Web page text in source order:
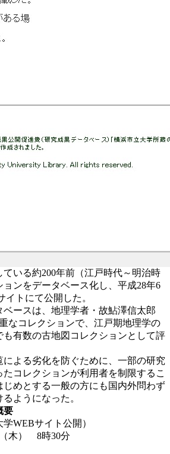
いる約200年前（江戸時代～明治時
ンをデータベース化し、平成28年6
イトにて公開した。
ースは、地理学者・故鮎澤信太郎
なコレクションで、江戸期地理学の
有数の古地図コレクションとして評
よる劣化を防ぐために、一部の研究
コレクションが利用者を制限するこ
じめとする一般の方にも国内外問わず
ようになった。
要
WEBサイト公開）
木） 8時30分